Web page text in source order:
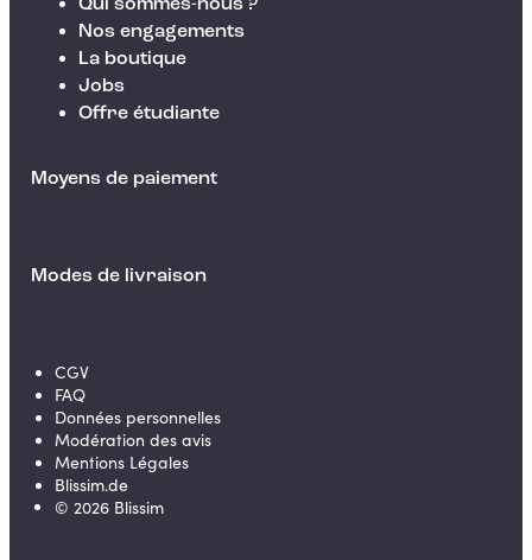
Qui sommes-nous ?
Nos engagements
La boutique
Jobs
Offre étudiante
Moyens de paiement
Modes de livraison
CGV
FAQ
Données personnelles
Modération des avis
Mentions Légales
Blissim.de
© 2026 Blissim